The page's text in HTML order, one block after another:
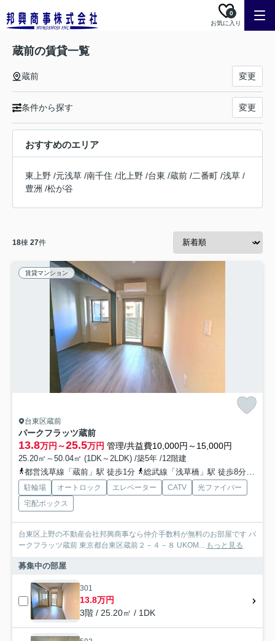
お気に入り
0
蔵前の賃貸一覧
蔵前 変更
条件から探す 変更
おすすめのエリア
東上野 /元浅草 /南千住 /北上野 /台東 /蔵前 /二番町 /浅草 /
豊洲 /松が谷
18棟 27件
賃貸マンション
台東区蔵前
パークフラッツ蔵前
13.8万円～25.5万円 管理/共益費10,000円～15,000円
25.20㎡～50.04㎡ (1DK～2LDK) /築5年 /12階建
都営浅草線「蔵前」駅 徒歩1分
総武線「浅草橋」駅 徒歩8分
駐輪場 オートロック エレベーター CATV
光ファイバー
宅配ボックス
台東区上野の不動産会社邦興商事なら仲介手数料が無料のお部屋です パ
ークフラッツ蔵前 東京都台東区蔵前２－４－８ UKOM... もっと見る
募集中の部屋
301
13.8万円
3階 / 25.20㎡ / 1DK